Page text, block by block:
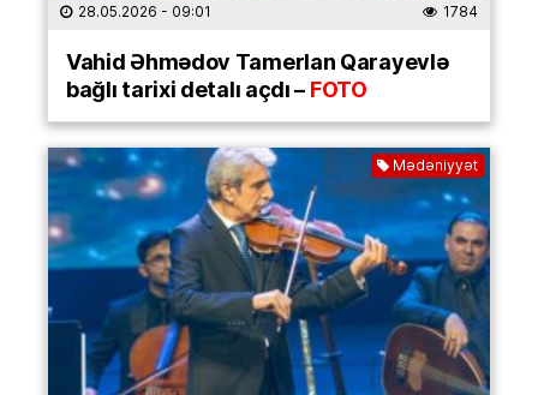
28.05.2026 - 09:01 1784
Vahid Əhmədov Tamerlan Qarayevlə
bağlı tarixi detalı açdı –FOTO
Mədəniyyət